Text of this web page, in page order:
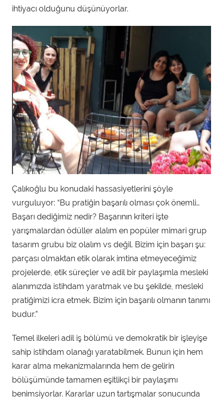
ihtiyacı olduğunu düşünüyorlar.
Çalıkoğlu bu konudaki hassasiyetlerini şöyle
vurguluyor: “Bu pratiğin başarılı olması çok önemli…
Başarı dediğimiz nedir? Başarının kriteri işte
yarışmalardan ödüller alalım en popüler mimari grup
tasarım grubu biz olalım vs değil. Bizim için başarı şu:
parçası olmaktan etik olarak imtina etmeyeceğimiz
projelerde, etik süreçler ve adil bir paylaşımla mesleki
alanımızda istihdam yaratmak ve bu şekilde, mesleki
pratiğimizi icra etmek. Bizim için başarılı olmanın tanımı
budur.”
Temel ilkeleri adil iş bölümü ve demokratik bir işleyişe
sahip istihdam olanağı yaratabilmek. Bunun için hem
karar alma mekanizmalarında hem de gelirin
bölüşümünde tamamen eşitlikçi bir paylaşımı
benimsiyorlar. Kararlar uzun tartışmalar sonucunda